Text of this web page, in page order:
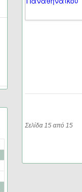
Σελίδα 15 από 15